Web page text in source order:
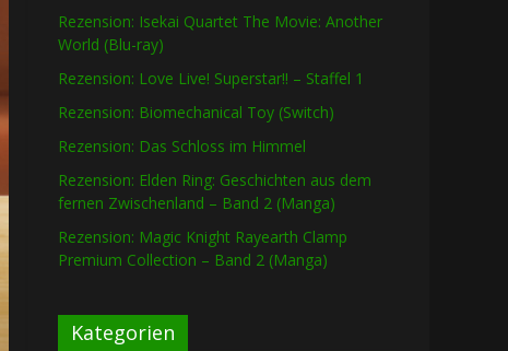
Rezension: Isekai Quartet The Movie: Another
World (Blu-ray)
Rezension: Love Live! Superstar!! – Staffel 1
Rezension: Biomechanical Toy (Switch)
Rezension: Das Schloss im Himmel
Rezension: Elden Ring: Geschichten aus dem
fernen Zwischenland – Band 2 (Manga)
Rezension: Magic Knight Rayearth Clamp
Premium Collection – Band 2 (Manga)
Kategorien